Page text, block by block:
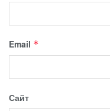
Email *
Сайт